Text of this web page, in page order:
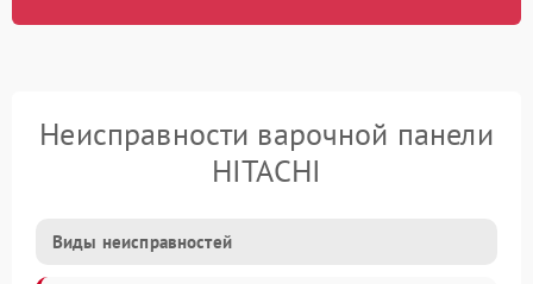
Неисправности варочной панели
HITACHI
Виды неисправностей